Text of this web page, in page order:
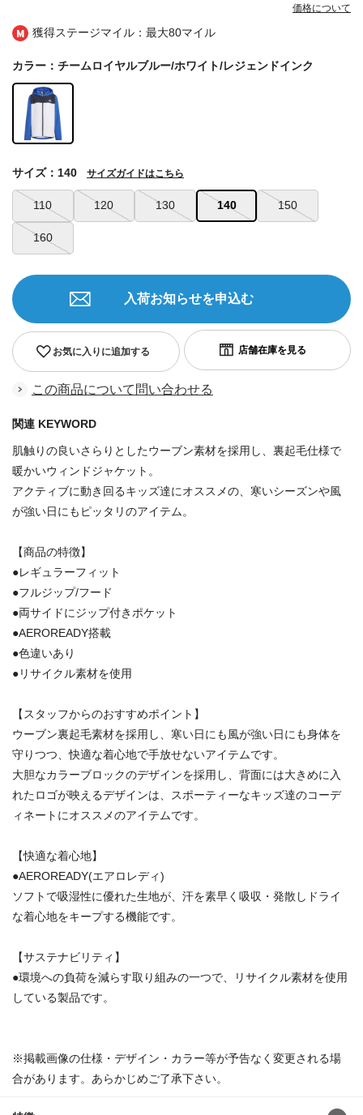
獲得ステージマイル：最大80マイル
価格について
カラー：チームロイヤルブルー/ホワイト/レジェンドインク
110 120 130 140 150
160
サイズ：140 サイズガイドはこちら
お気に入りに追加する
入荷お知らせを申込む
この商品について問い合わせる
関連 KEYWORD
肌触りの良いさらりとしたウーブン素材を採用し、裏起毛仕様で
暖かいウィンドジャケット。
アクティブに動き回るキッズ達にオススメの、寒いシーズンや風
が強い日にもピッタリのアイテム。
【商品の特徴】
●レギュラーフィット
●フルジップ/フード
●両サイドにジップ付きポケット
●AEROREADY搭載
●色違いあり
●リサイクル素材を使用
【スタッフからのおすすめポイント】
ウーブン裏起毛素材を採用し、寒い日にも風が強い日にも身体を
守りつつ、快適な着心地で手放せないアイテムです。
大胆なカラーブロックのデザインを採用し、背面には大きめに入
れたロゴが映えるデザインは、スポーティーなキッズ達のコーデ
ィネートにオススメのアイテムです。
【快適な着心地】
●AEROREADY(エアロレディ)
ソフトで吸湿性に優れた生地が、汗を素早く吸収・発散しドライ
な着心地をキープする機能です。
【サステナビリティ】
●環境への負荷を減らす取り組みの一つで、リサイクル素材を使用
している製品です。
※掲載画像の仕様・デザイン・カラー等が予告なく変更される場
合があります。あらかじめご了承下さい。